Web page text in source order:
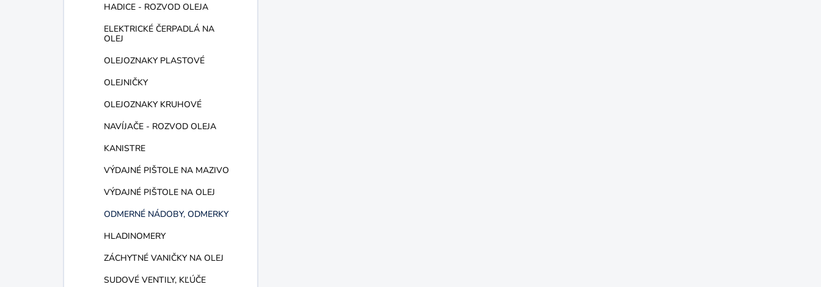
HADICE - ROZVOD OLEJA
ELEKTRICKÉ ČERPADLÁ NA
OLEJ
OLEJOZNAKY PLASTOVÉ
OLEJNIČKY
OLEJOZNAKY KRUHOVÉ
NAVÍJAČE - ROZVOD OLEJA
KANISTRE
VÝDAJNÉ PIŠTOLE NA MAZIVO
VÝDAJNÉ PIŠTOLE NA OLEJ
ODMERNÉ NÁDOBY, ODMERKY
HLADINOMERY
ZÁCHYTNÉ VANIČKY NA OLEJ
SUDOVÉ VENTILY, KĽÚČE